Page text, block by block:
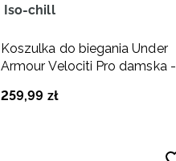
Iso-chill
Koszulka do biegania Under
Armour Velociti Pro damska -
259,99 zł